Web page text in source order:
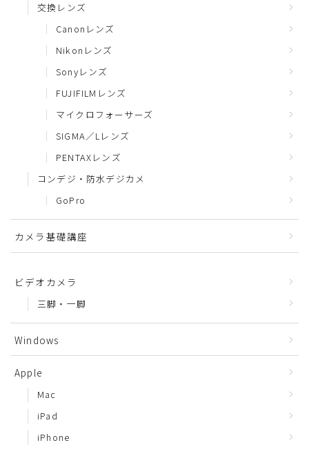
交換レンズ
Canonレンズ
Nikonレンズ
Sonyレンズ
FUJIFILMレンズ
マイクロフォーサーズ
SIGMA／Lレンズ
PENTAXレンズ
コンデジ・防水デジカメ
GoPro
カメラ基礎講座
ビデオカメラ
三脚・一脚
Windows
Apple
Mac
iPad
iPhoneAPEXRENTALSで